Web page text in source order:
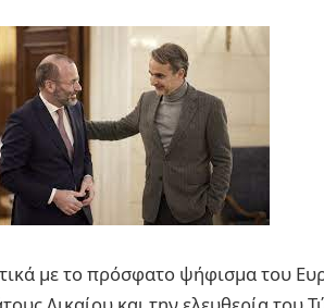
με το πρόσφατο ψήφισμα του